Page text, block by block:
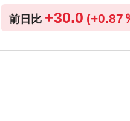
前日比 +30.0 (+0.87